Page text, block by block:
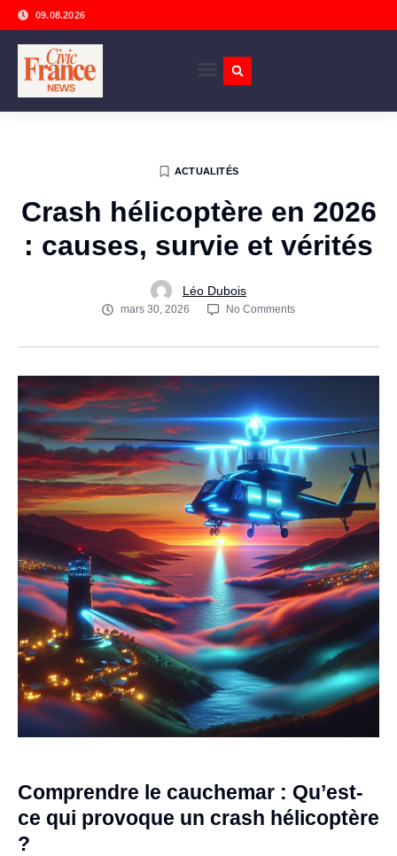
09.08.2026
ACTUALITÉS
Crash hélicoptère en 2026
: causes, survie et vérités
Léo Dubois
mars 30, 2026 No Comments
Comprendre le cauchemar : Qu’est-
ce qui provoque un crash hélicoptère
?